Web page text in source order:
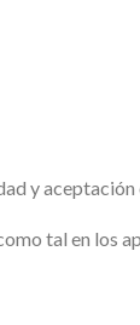
y
tal en los